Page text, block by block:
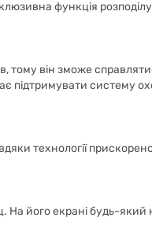
функція
тому він зможе
підтримувати систему
технології
На його екрані будь-який